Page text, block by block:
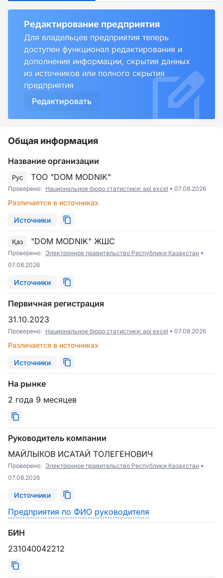
Редактирование предприятия
Для владельцев предприятия теперь
доступен функционал редактирования и
дополнения информации, скрытия данных
из источников или полного скрытия
предприятия
Редактировать
Общая информация
Название организации
Рус ТОО "DOM MODNIK"
Проверено: Национальное бюро статистики: api excel 07.08.2026
Различается в источниках
Источники
Қаз "DOM MODNIK" ЖШС
Проверено: Электронное правительство Республики Казахстан
07.08.2026
Источники
Первичная регистрация
31.10.2023
Проверено: Национальное бюро статистики: api excel 07.08.2026
Различается в источниках
Источники
На рынке
2 года 9 месяцев
Руководитель компании
МАЙЛЫКОВ ИСАТАЙ ТОЛЕГЕНОВИЧ
Проверено: Электронное правительство Республики Казахстан
07.08.2026
Источники
Предприятия по ФИО руководителя
БИН
231040042212